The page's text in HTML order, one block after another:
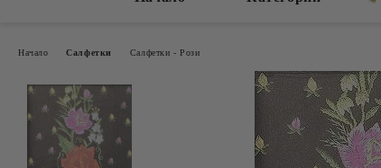
Начало Салфетки Салфетки - Рози